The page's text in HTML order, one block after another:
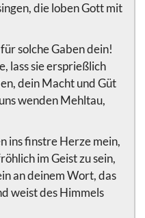
die loben Gott mit
solche Gaben dein!
lass sie ersprießlich
dein Macht und Güt
wenden Mehltau,
ins finstre Herze mein,
im Geist zu sein,
an deinem Wort, das
weist des Himmels